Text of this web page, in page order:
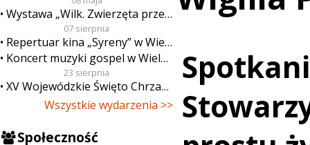
Wystawa „Wilk. Zwierzęta przeklęte”
07 sierpnia
Repertuar kina „Syreny” w Wieluniu w dn. od 7 do 13 sierpnia
Koncert muzyki gospel w Wieluniu
23 sierpnia
XV Wojewódzkie Święto Chrzanu
Wszystkie wydarzenia >>
Społeczność